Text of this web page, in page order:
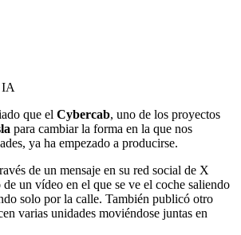
IA
que el Cybercab, uno de los proyectos
para cambiar la forma en la que nos
ya ha empezado a producirse.
de un mensaje en su red social de X
un vídeo en el que se ve el coche saliendo
solo por la calle. También publicó otro
varias unidades moviéndose juntas en